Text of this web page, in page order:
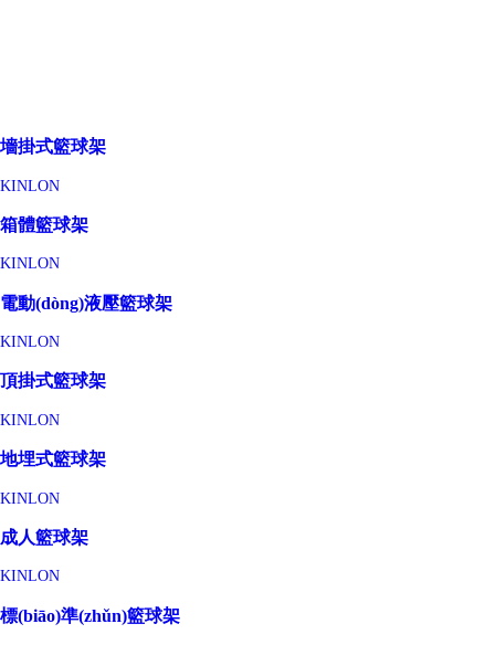
墻掛式籃球架
KINLON
箱體籃球架
KINLON
電動(dòng)液壓籃球架
KINLON
頂掛式籃球架
KINLON
地埋式籃球架
KINLON
成人籃球架
KINLON
標(biāo)準(zhǔn)籃球架